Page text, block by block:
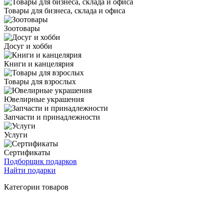
Товары для бизнеса, склада и офиса
Зоотовары
Досуг и хобби
Книги и канцелярия
Товары для взрослых
Ювелирные украшения
Запчасти и принадлежности
Услуги
Сертификаты
Подборщик подарков
Найти подарки
Категории товаров